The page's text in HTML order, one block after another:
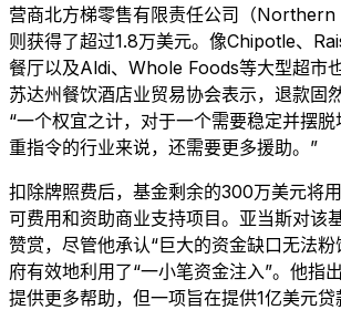
营商北方梯零售有限责任公司（Northern
则获得了超过1.8万美元。像Chipotle、
餐厅以及Aldi、Whole Foods等大型超市
苏达州餐饮酒店业贸易协会表示，退款固
“一个权宜之计，对于一个需要稳定并摆
重指令的行业来说，还需要更多援助。”
扣除牌照费后，基金剩余的300万美元将
可费用和资助商业支持项目。亚当斯对该
赞赏，尽管他承认“巨大的资金缺口无法
府有效地利用了“一小笔资金注入”。他指
提供更多帮助，但一项旨在提供1亿美元